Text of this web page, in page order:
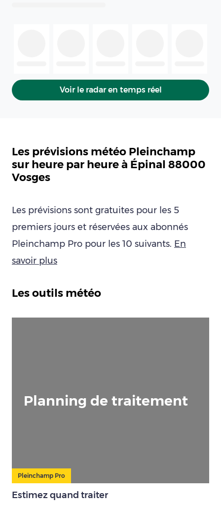
Voir le radar en temps réel
Les prévisions météo Pleinchamp
sur heure par heure à Épinal 88000
Vosges
Les prévisions sont gratuites pour les 5
premiers jours et réservées aux abonnés
Pleinchamp Pro pour les 10 suivants. En
savoir plus
Les outils météo
Planning de traitement
Pleinchamp Pro
Estimez quand traiter